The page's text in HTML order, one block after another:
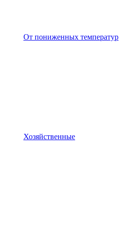
От пониженных температур
Хозяйственные